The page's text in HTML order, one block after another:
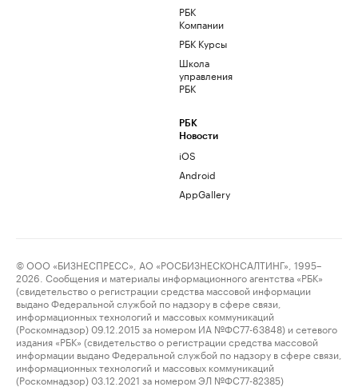
РБК
Компании
РБК Курсы
Школа
управления
РБК
РБК
Новости
iOS
Android
AppGallery
© ООО «БИЗНЕСПРЕСС», АО «РОСБИЗНЕСКОНСАЛТИНГ», 1995–
2026. Сообщения и материалы информационного агентства «РБК»
(свидетельство о регистрации средства массовой информации
выдано Федеральной службой по надзору в сфере связи,
информационных технологий и массовых коммуникаций
(Роскомнадзор) 09.12.2015 за номером ИА №ФС77-63848) и сетевого
издания «РБК» (свидетельство о регистрации средства массовой
информации выдано Федеральной службой по надзору в сфере связи,
информационных технологий и массовых коммуникаций
(Роскомнадзор) 03.12.2021 за номером ЭЛ №ФС77-82385)